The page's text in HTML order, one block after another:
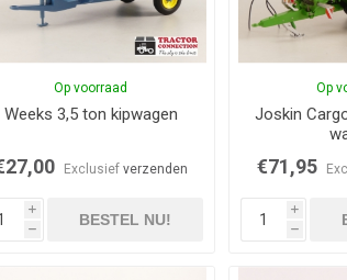
Op voorraad
Weeks 3,5 ton kipwagen
Exclusief verzenden
i
h
BESTEL NU!
Op
Joskin
€71,95
i
h